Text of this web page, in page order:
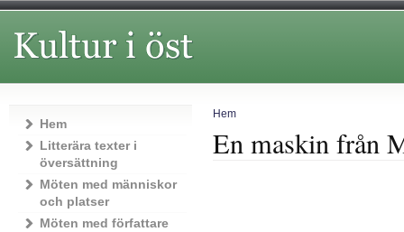
Hem
En maskin från
Hem
Litterära texter i
översättning
Möten med människor
och platser
Möten med författare